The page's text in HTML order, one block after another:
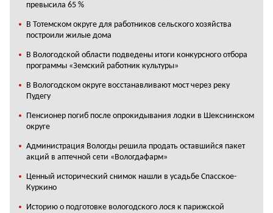
превысила 65 %
В Тотемском округе для работников сельского хозяйства
построили жилые дома
В Вологодской области подведены итоги конкурсного отбора
программы «Земский работник культуры»
В Вологодском округе восстанавливают мост через реку
Пудегу
Пенсионер погиб после опрокидывания лодки в Шекснинском
округе
Администрация Вологды решила продать оставшийся пакет
акций в аптечной сети «Вологдафарм»
Ценный исторический снимок нашли в усадьбе Спасское-
Куркино
Историю о подготовке вологодского лося к парижской